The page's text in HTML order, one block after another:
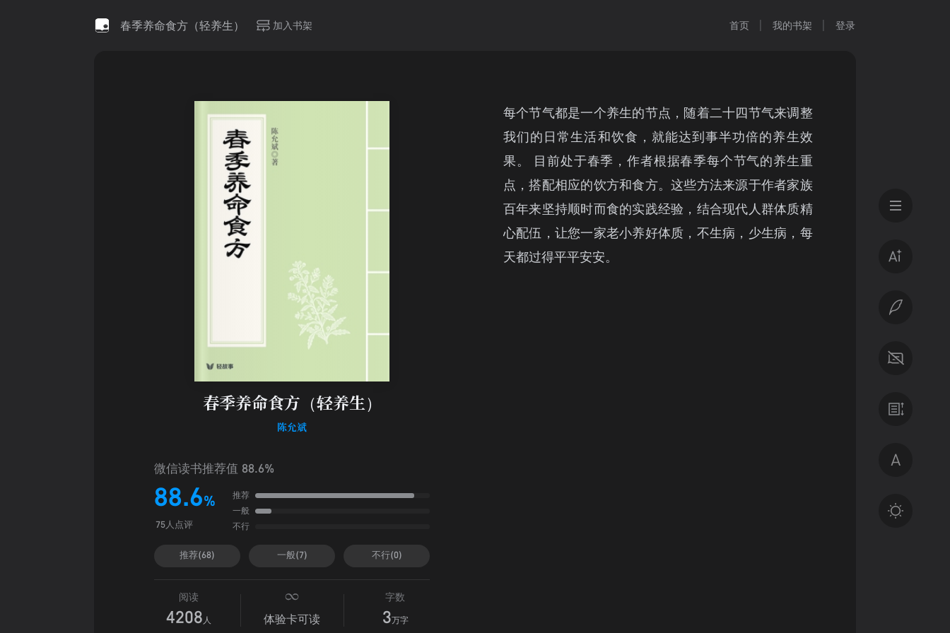
春季养命食方（轻养生） 加入书架 首页 我的书架 登录
春季养命食方（轻养生）
陈允斌
微信读书推荐值 88.6%
88.6%
75人点评
推荐
一般
不行
推荐(68) 一般(7) 不行(0)
阅读
4208 人 体验卡可读
字数
3万字
每个节气都是一个养生的节点，随着二十四节气来调整
我们的日常生活和饮食，就能达到事半功倍的养生效
果。 目前处于春季，作者根据春季每个节气的养生重
点，搭配相应的饮方和食方。这些方法来源于作者家族
百年来坚持顺时而食的实践经验，结合现代人群体质精
心配伍，让您一家老小养好体质，不生病，少生病，每
天都过得平平安安。